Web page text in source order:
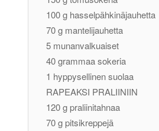
100 g hasselpähkinäjauhetta
70 g mantelijauhetta
5 munanvalkuaiset
40 grammaa sokeria
1 hyppysellinen suolaa
RAPEAKSI PRALIINIIN
120 g praliinitahnaa
70 g pitsikreppejä